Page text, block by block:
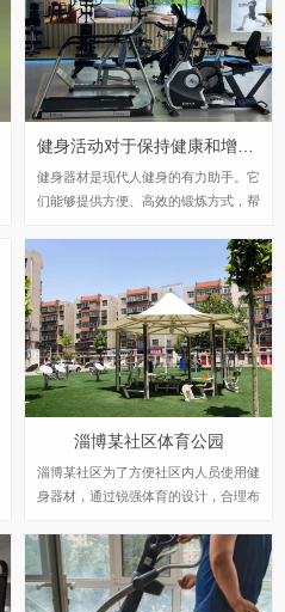
健身器材是现代人健身的有力助手。它
们能够提供方便、高效的锻炼方式，帮
身器材进行锻炼，我们可以增强身体健
康、预防疾病，并改善身体素质。然
而，使用前我们需要了解和指导，以确
保安全和效果。让我们积极运用健身器
材，建立健康的生活方式，追求更高品
质的生活。
淄博某社区体育公园
淄博某社区为了方便社区内人员使用健
身器材，通过锐强体育的设计，合理布
户外健身器材的口袋公园。